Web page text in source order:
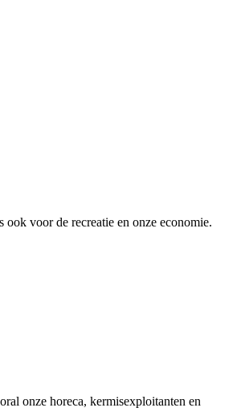
voor de recreatie en onze economie.
onze horeca, kermisexploitanten en